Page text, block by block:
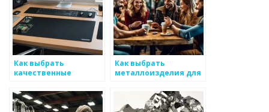
Как выбрать
качественные
оборудования
Как выбрать
металлоизделия для